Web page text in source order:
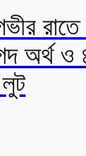
অর্থ ও
লুট